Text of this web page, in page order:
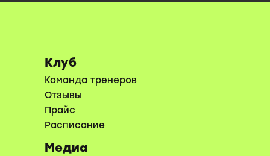
Клуб
Медиа
Отзывы
Команда тренеров
Расписание
Прайс